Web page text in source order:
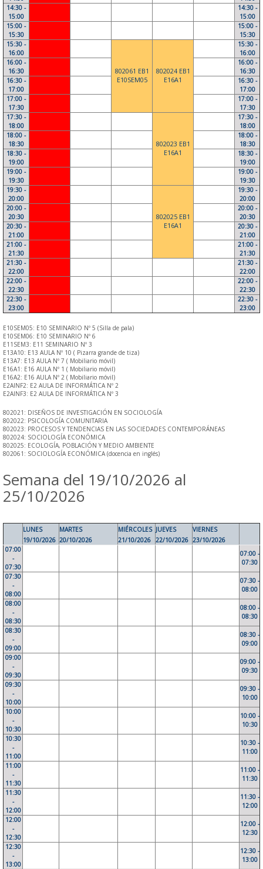
14:30 -
15:00
14:30 -
15:00
15:00 -
15:30
15:00 -
15:30
15:30 -
16:00
802061 EB1
E10SEM05
802024 EB1
E16A1
15:30 -
16:00
16:00 -
16:30
16:00 -
16:30
16:30 -
17:00
16:30 -
17:00
17:00 -
17:30
17:00 -
17:30
17:30 -
18:00
802023 EB1
E16A1
17:30 -
18:00
18:00 -
18:30
18:00 -
18:30
18:30 -
19:00
18:30 -
19:00
19:00 -
19:30
19:00 -
19:30
19:30 -
20:00
802025 EB1
E16A1
19:30 -
20:00
20:00 -
20:30
20:00 -
20:30
20:30 -
21:00
20:30 -
21:00
21:00 -
21:30
21:00 -
21:30
21:30 -
22:00
21:30 -
22:00
22:00 -
22:30
22:00 -
22:30
22:30 -
23:00
22:30 -
23:00
E10SEM05: E10 SEMINARIO Nº 5 (Silla de pala)
E10SEM06: E10 SEMINARIO Nº 6
E11SEM3: E11 SEMINARIO Nº 3
E13A10: E13 AULA Nº 10 ( Pizarra grande de tiza)
E13A7: E13 AULA Nº 7 ( Mobiliario móvil)
E16A1: E16 AULA Nº 1 ( Mobiliario móvil)
E16A2: E16 AULA Nº 2 ( Mobiliario móvil)
E2AINF2: E2 AULA DE INFORMÁTICA Nº 2
E2AINF3: E2 AULA DE INFORMÁTICA Nº 3
802021: DISEÑOS DE INVESTIGACIÓN EN SOCIOLOGÍA
802022: PSICOLOGÍA COMUNITARIA
802023: PROCESOS Y TENDENCIAS EN LAS SOCIEDADES CONTEMPORÁNEAS
802024: SOCIOLOGÍA ECONÓMICA
802025: ECOLOGÍA, POBLACIÓN Y MEDIO AMBIENTE
802061: SOCIOLOGÍA ECONÓMICA (docencia en inglés)
Semana del 19/10/2026 al
25/10/2026
LUNES
19/10/2026
MARTES
20/10/2026
MIÉRCOLES
21/10/2026
JUEVES
22/10/2026
VIERNES
23/10/2026
07:00
-
07:30
07:00 -
07:30
07:30
-
08:00
07:30 -
08:00
08:00
-
08:30
08:00 -
08:30
08:30
-
09:00
08:30 -
09:00
09:00
-
09:30
09:00 -
09:30
09:30
-
10:00
09:30 -
10:00
10:00
-
10:30
10:00 -
10:30
10:30
-
11:00
10:30 -
11:00
11:00
-
11:30
11:00 -
11:30
11:30
-
12:00
11:30 -
12:00
12:00
-
12:30
12:00 -
12:30
12:30
-
13:00
12:30 -
13:00